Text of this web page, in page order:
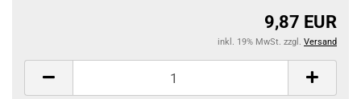
9,87 EUR
inkl. 19% MwSt. zzgl. Versand